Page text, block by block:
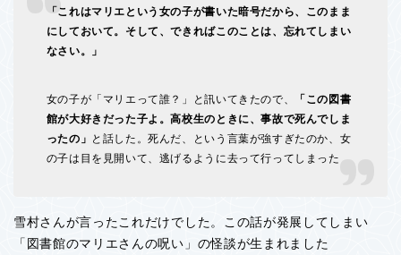
「これはマリエという女の子が書いた暗号だから、このまま
にしておいて。そして、できればこのことは、忘れてしまい
なさい。」
女の子が「マリエって誰？」と訊いてきたので、
「この図書
館が大好きだった子よ。高校生のときに、事故で死んでしま
ったの」 と話した。死んだ、という言葉が強すぎたのか、女
の子は目を見開いて、逃げるように去って行ってしまった
雪村さんが言ったこれだけでした。この話が発展してしまい
「図書館のマリエさんの呪い」の怪談が生まれました